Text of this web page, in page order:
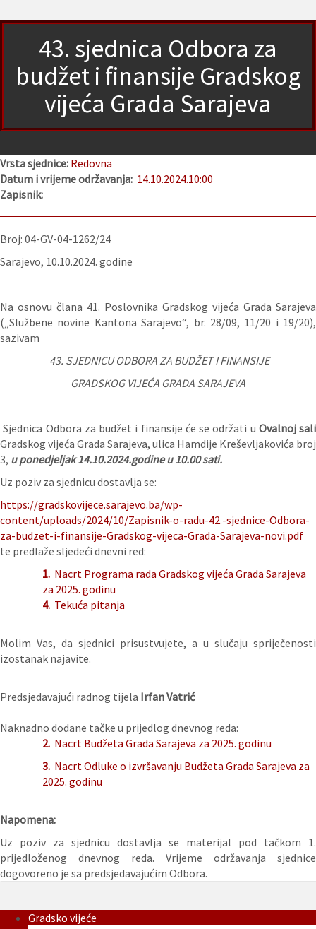
43. sjednica Odbora za
budžet i finansije Gradskog
vijeća Grada Sarajeva
Vrsta sjednice: Redovna
Datum i vrijeme održavanja: 14.10.2024.10:00
Zapisnik:
Broj: 04-GV-04-1262/24
Sarajevo, 10.10.2024. godine
Na osnovu člana 41. Poslovnika Gradskog vijeća Grada Sarajeva
(„Službene novine Kantona Sarajevo“, br. 28/09, 11/20 i 19/20),
sazivam
43. SJEDNICUODBORA ZA BUDŽET I FINANSIJE
GRADSKOG VIJEĆA GRADA SARAJEVA
Sjednica Odbora za budžet i finansije će se održati u Ovalnoj sali
Gradskog vijeća Grada Sarajeva, ulica Hamdije Kreševljakovića broj
3, u ponedjeljak 14.10.2024.godine u 10.00 sati.
Uz poziv za sjednicu dostavlja se:
https://gradskovijece.sarajevo.ba/wp-
content/uploads/2024/10/Zapisnik-o-radu-42.-sjednice-Odbora-
za-budzet-i-finansije-Gradskog-vijeca-Grada-Sarajeva-novi.pdf
te predlaže sljedeći dnevni red:
1. Nacrt Programa rada Gradskog vijeća Grada Sarajeva
za 2025. godinu
4. Tekuća pitanja
Molim Vas, da sjednici prisustvujete, a u slučaju spriječenosti
izostanak najavite.
Predsjedavajući radnog tijela Irfan Vatrić
Naknadno dodane tačke u prijedlog dnevnog reda:
2. Nacrt Budžeta Grada Sarajeva za 2025. godinu
3. Nacrt Odluke o izvršavanju Budžeta Grada Sarajeva za
2025. godinu
Napomena:
Uz poziv za sjednicu dostavlja se materijal pod tačkom 1.
prijedloženog dnevnog reda. Vrijeme održavanja sjednice
dogovoreno je sa predsjedavajućim Odbora.
Gradsko vijeće